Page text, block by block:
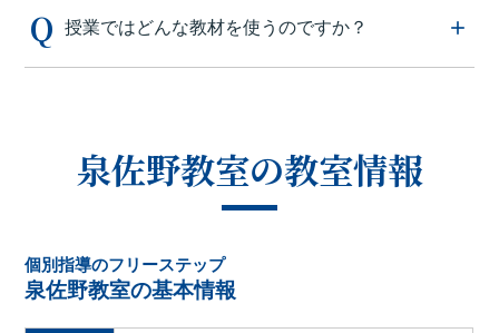
授業ではどんな教材を使うのですか？
泉佐野教室の教室情報
個別指導のフリーステップ
泉佐野教室の基本情報